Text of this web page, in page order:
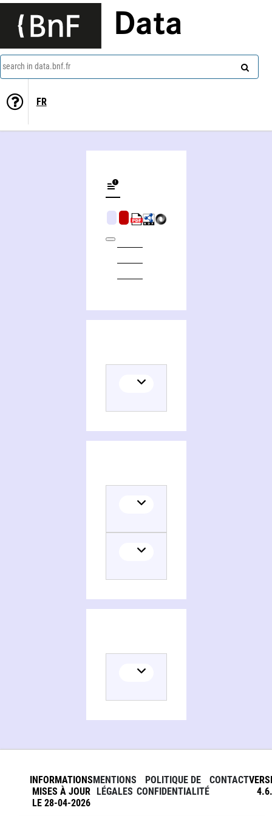
Data
search in data.bnf.fr
FR
INFORMATIONS
MISES À JOUR
LE 28-04-2026
MENTIONS
LÉGALES
POLITIQUE DE
CONFIDENTIALITÉ
CONTACT